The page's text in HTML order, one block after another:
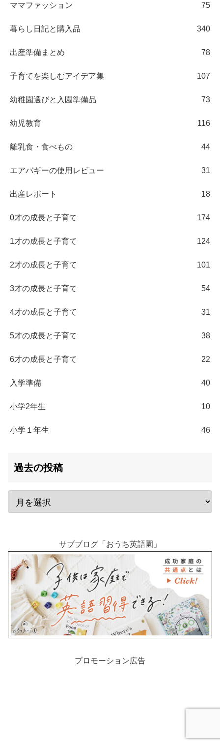
ママファッション 75
暮らし日記と購入品 340
出産準備まとめ 78
子育てを楽しむアイデア集 107
幼稚園選びと入園準備品 73
幼児教育 116
離乳食・食べもの 44
エアバギーの使用レビュー 31
出産レポート 18
0才の成長と子育て 174
1才の成長と子育て 124
2才の成長と子育て 101
3才の成長と子育て 54
4才の成長と子育て 31
5才の成長と子育て 38
6才の成長と子育て 22
入学準備 40
小学2年生 10
小学１年生 46
過去の投稿
サブブログ「おうち英語園」
プロモーション広告